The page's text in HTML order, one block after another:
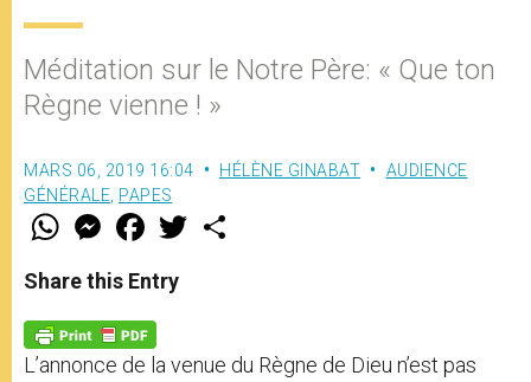
Méditation sur le Notre Père: « Que ton
Règne vienne ! »
MARS 06, 2019 16:04 HÉLÈNE GINABAT
AUDIENCE
GÉNÉRALE PAPES
W
t
s
p
p
M
e
s
e
g
e
r
F
a
e
b
o
k
w
Share this Entry
L’annonce de la venue du Règne de Dieu n’est pas